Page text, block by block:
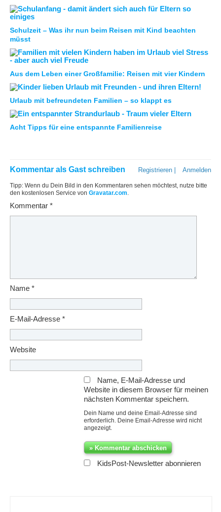
Schulzeit – Was ihr nun beim Reisen mit Kind beachten
müsst
Aus dem Leben einer Großfamilie: Reisen mit vier Kindern
Urlaub mit befreundeten Familien – so klappt es
Acht Tipps für eine entspannte Familienreise
Anmelden
Registrieren
Kommentar als Gast schreiben
Tipp: Wenn du Dein Bild in den Kommentaren sehen möchtest, nutze bitte
den kostenlosen Service von Gravatar.com
Kommentar *
Name *
E-Mail-Adresse *
Website
Name, E-Mail-Adresse und
Website in diesem Browser für meinen
nächsten Kommentar speichern.
Dein Name und deine Email-Adresse sind
erforderlich. Deine Email-Adresse wird nicht
angezeigt.
KidsPost-Newsletter abonnieren